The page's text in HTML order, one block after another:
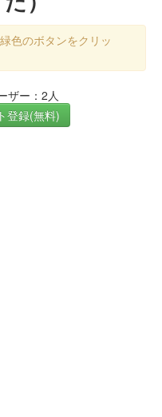
色のボタンをクリッ
ザー：2人
登録(無料)